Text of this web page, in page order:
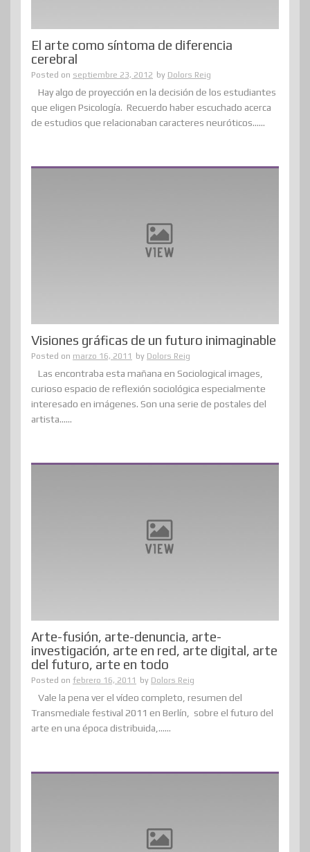
El arte como síntoma de diferencia
cerebral
Posted on septiembre 23, 2012 by Dolors Reig
Hay algo de proyección en la decisión de los estudiantes
que eligen Psicología. Recuerdo haber escuchado acerca
de estudios que relacionaban caracteres neuróticos......
Visiones gráficas de un futuro inimaginable
Posted on marzo 16, 2011 by Dolors Reig
Las encontraba esta mañana en Sociological images,
curioso espacio de reflexión sociológica especialmente
interesado en imágenes. Son una serie de postales del
artista......
Arte-fusión, arte-denuncia, arte-
investigación, arte en red, arte digital, arte
del futuro, arte en todo
Posted on febrero 16, 2011 by Dolors Reig
Vale la pena ver el vídeo completo, resumen del
Transmediale festival 2011 en Berlín, sobre el futuro del
arte en una época distribuida,......